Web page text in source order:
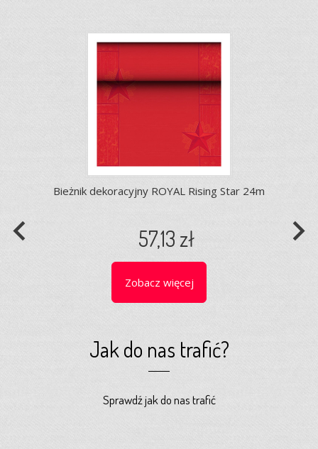
Bieżnik dekoracyjny ROYAL Rising Star 24m
57,13 zł
Zobacz więcej
navigate_before navigate_next
Jak do nas trafić?
Sprawdź jak do nas trafić